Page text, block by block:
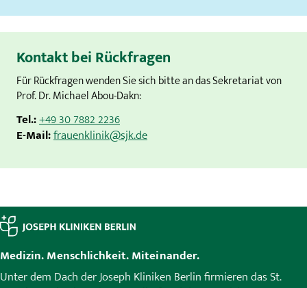
Kontakt bei Rückfragen
Für Rückfragen wenden Sie sich bitte an das Sekretariat von
Prof. Dr. Michael Abou-Dakn:
Tel.:+49 30 7882 2236
E-Mail:frauenklinik@sjk.de
Medizin. Menschlichkeit. Miteinander.
Unter dem Dach der Joseph Kliniken Berlin firmieren das St.